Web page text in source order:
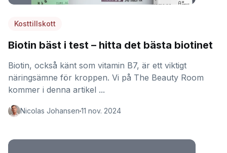
Kosttillskott
Biotin bäst i test – hitta det bästa biotinet
Biotin, också känt som vitamin B7, är ett viktigt
näringsämne för kroppen. Vi på The Beauty Room
kommer i denna artikel ...
Nicolas Johansen 11 nov. 2024